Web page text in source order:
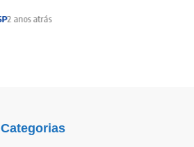
2 anos atrás